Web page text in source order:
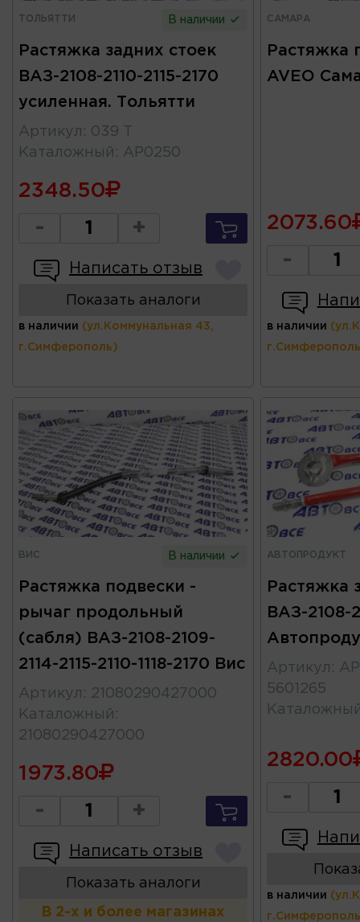
ТОЛЬЯТТИ В наличии
Растяжка задних стоек
ВАЗ-2108-2110-2115-2170
усиленная. Тольятти
Артикул : 039 Т
Каталожный : AP0250
2348.50
- +
Написать отзыв
Показать аналоги
в наличии (ул.Коммунальная 43,
г.Симферополь)
САМАРА
Растяжка
AVEO
2073.60
-
в наличии
ВИС В наличии
Растяжка подвески -
рычаг продольный
(сабля) ВАЗ-2108-2109-
2114-2115-2110-1118-2170 Вис
Артикул : 21080290427000
Каталожный :
21080290427000
1973.80
- +
Написать отзыв
Показать аналоги
В 2-х и более магазинах
АВТОПРОДУКТ
Растяжка
ВАЗ-2108-
Артикул :
5601265
2820.00
-
в наличии